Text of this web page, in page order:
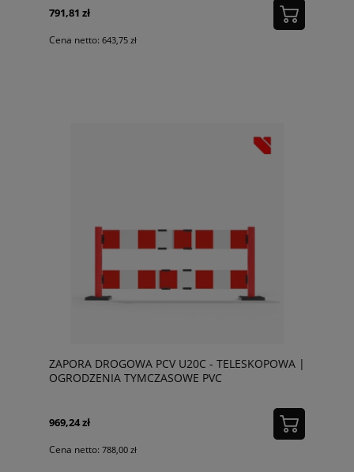
791,81 zł
Cena netto: 643,75 zł
ZAPORA DROGOWA PCV U20C - TELESKOPOWA |
OGRODZENIA TYMCZASOWE PVC
969,24 zł
Cena netto: 788,00 zł